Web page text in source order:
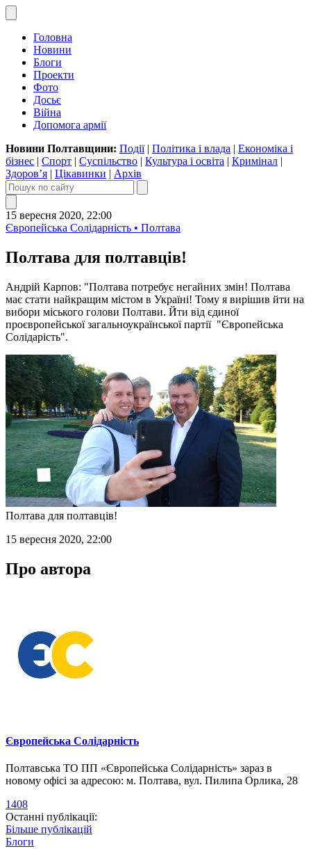
Головна
Новини
Блоги
Проекти
Фото
Досьє
Війна
Допомога армії
Новини Полтавщини: Події| Політика і влада | Економіка і
бізнес | Спорт | Суспільство | Культура і освіта | Кримінал |
Здоров’я | Цікавинки | Архів
15 вересня 2020, 22:00
Європейська Солідарність • Полтава
Полтава для полтавців!
Андрій Карпов: "Полтава потребує негайних змін! Полтава
має стати найкращим містом в Україні! Тому я вирішив йти на
вибори міського голови Полтави. Йти від єдиної
проєвропейської загальноукраїнської партії "Європейська
Солідарість".
Полтава для полтавців!
15 вересня 2020, 22:00
Про автора
Європейська Солідарність
Полтавська ТО ПП «Європейська Солідарність» зараз в
новому офісі за адресою: м. Полтава, вул. Пилипа Орлика, 28
1408
Останні публікації:
Більше публікацій
Блоги